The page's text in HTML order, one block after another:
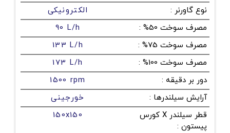
نوع گاورنر :
الکترونیکی
مصرف سوخت 50%
:
90 L/h
مصرف سوخت 75%
:
133 L/h
مصرف سوخت 100%
:
173 L/h
دور بر دقیقه :
1500 rpm
آرایش سیلندرها :
خورجینی
قطر سیلندر X کورس
پیستون :
150x150